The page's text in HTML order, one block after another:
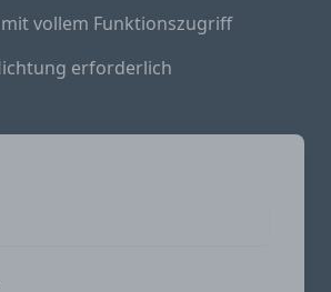
vollem Funktionszugriff
erforderlich